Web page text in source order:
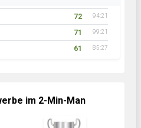
72 94:21
71 99:21
61 85:27
im 2-Min-Man